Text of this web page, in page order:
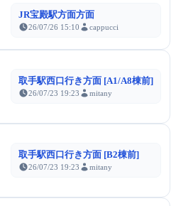
JR宝殿駅方面方面
26/07/26 15:10 cappucci
取手駅西口行き方面 [A1/A8棟前]
26/07/23 19:23 mitany
取手駅西口行き方面 [B2棟前]
26/07/23 19:23 mitany